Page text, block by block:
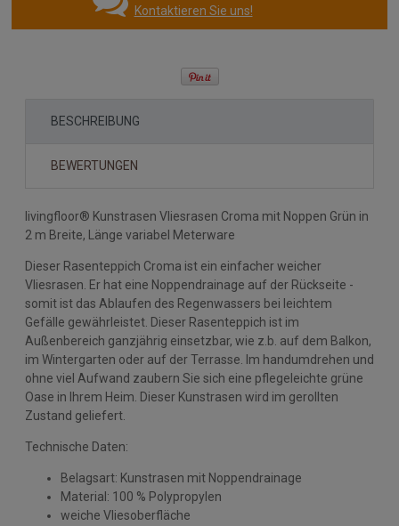
Kontaktieren Sie uns!
BESCHREIBUNG
BEWERTUNGEN
livingfloor® Kunstrasen Vliesrasen Croma mit Noppen Grün in
2 m Breite, Länge variabel Meterware
Dieser Rasenteppich Croma ist ein einfacher weicher
Vliesrasen. Er hat eine Noppendrainage auf der Rückseite -
somit ist das Ablaufen des Regenwassers bei leichtem
Gefälle gewährleistet. Dieser Rasenteppich ist im
Außenbereich ganzjährig einsetzbar, wie z.b. auf dem Balkon,
im Wintergarten oder auf der Terrasse. Im handumdrehen und
ohne viel Aufwand zaubern Sie sich eine pflegeleichte grüne
Oase in Ihrem Heim. Dieser Kunstrasen wird im gerollten
Zustand geliefert.
Technische Daten:
Belagsart: Kunstrasen mit Noppendrainage
Material: 100 % Polypropylen
weiche Vliesoberfläche